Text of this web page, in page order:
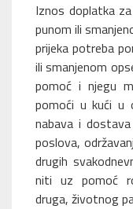
Iznos doplatka
punom ili
prijeka potreba
ili smanjenom
pomoć i njegu
pomoći u kući u
nabava i
poslova,
drugih
niti uz pomoć
druga, životnog